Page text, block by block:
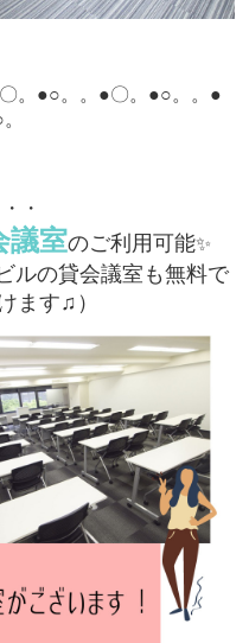
。●○。 。●〇。●○。
。●
・
議室のご利用可能✨
ルの貸会議室も無料で
ます♫）